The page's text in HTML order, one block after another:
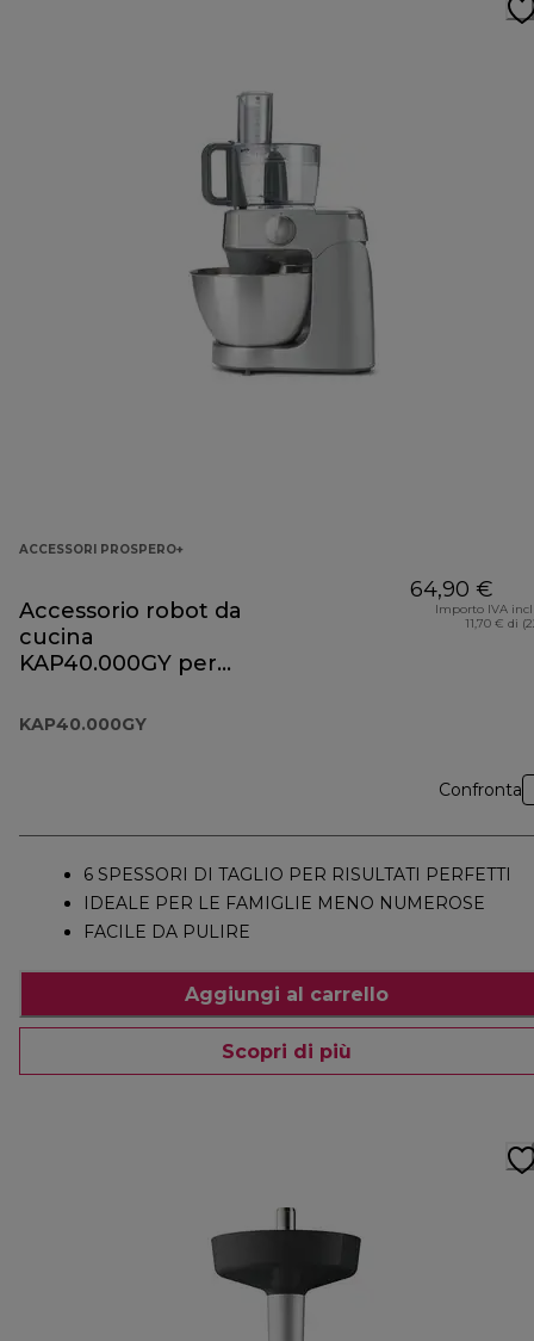
ACCESSORI PROSPERO+
Accessorio robot da
cucina
KAP40.000GY per
KAP40.000GY
64,90 €
Importo IVA
11,70 € di
Confronta
6 SPESSORI DI TAGLIO PER RISULTATI PERFETTI
IDEALE PER LE FAMIGLIE MENO NUMEROSE
FACILE DA PULIRE
Aggiungi al carrello
Scopri di più